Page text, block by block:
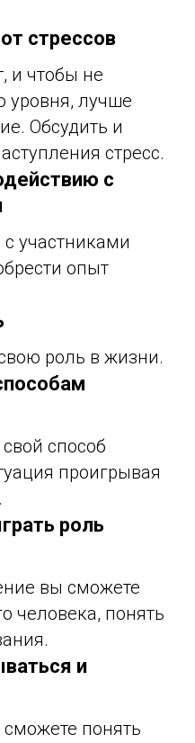
стрессов
и чтобы не
уровня, лучше
Обсудить и
стресс.
с
участниками
опыт
роль в жизни.
способ
проигрывая
роль
вы сможете
человека, понять
и
понять